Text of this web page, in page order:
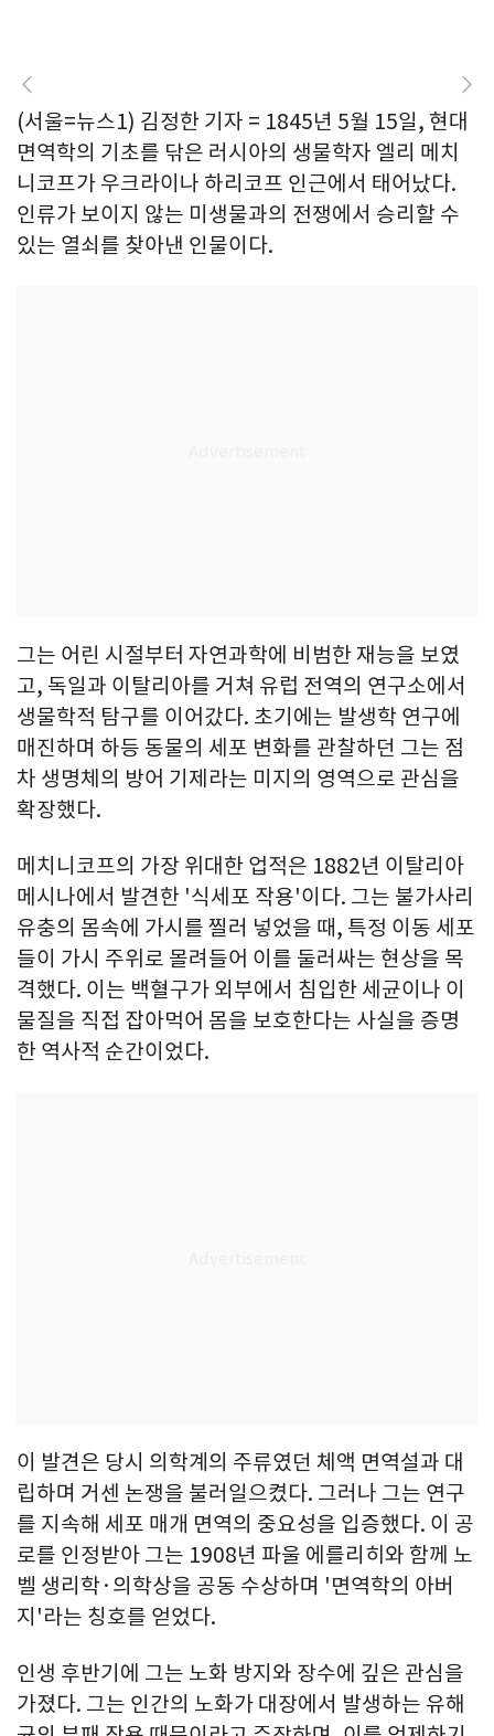
(서울=뉴스1) 김정한 기자 = 1845년 5월 15일, 현대
면역학의 기초를 닦은 러시아의 생물학자 엘리 메치
니코프가 우크라이나 하리코프 인근에서 태어났다.
인류가 보이지 않는 미생물과의 전쟁에서 승리할 수
있는 열쇠를 찾아낸 인물이다.
그는 어린 시절부터 자연과학에 비범한 재능을 보였
고, 독일과 이탈리아를 거쳐 유럽 전역의 연구소에서
생물학적 탐구를 이어갔다. 초기에는 발생학 연구에
매진하며 하등 동물의 세포 변화를 관찰하던 그는 점
차 생명체의 방어 기제라는 미지의 영역으로 관심을
확장했다.
메치니코프의 가장 위대한 업적은 1882년 이탈리아
메시나에서 발견한 '식세포 작용'이다. 그는 불가사리
유충의 몸속에 가시를 찔러 넣었을 때, 특정 이동 세포
들이 가시 주위로 몰려들어 이를 둘러싸는 현상을 목
격했다. 이는 백혈구가 외부에서 침입한 세균이나 이
물질을 직접 잡아먹어 몸을 보호한다는 사실을 증명
한 역사적 순간이었다.
이 발견은 당시 의학계의 주류였던 체액 면역설과 대
립하며 거센 논쟁을 불러일으켰다. 그러나 그는 연구
를 지속해 세포 매개 면역의 중요성을 입증했다. 이 공
로를 인정받아 그는 1908년 파울 에를리히와 함께 노
벨 생리학·의학상을 공동 수상하며 '면역학의 아버
지'라는 칭호를 얻었다.
인생 후반기에 그는 노화 방지와 장수에 깊은 관심을
가졌다. 그는 인간의 노화가 대장에서 발생하는 유해